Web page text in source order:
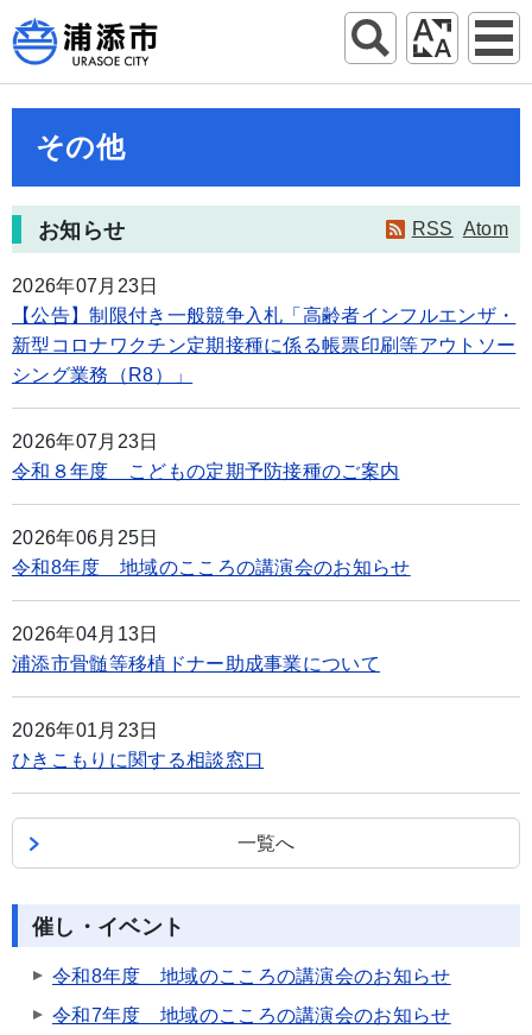
その他
お知らせ RSS Atom
2026年07月23日
【公告】制限付き一般競争入札「高齢者インフルエンザ・
新型コロナワクチン定期接種に係る帳票印刷等アウトソー
シング業務（R8）」
2026年07月23日
令和８年度 こどもの定期予防接種のご案内
2026年06月25日
令和8年度 地域のこころの講演会のお知らせ
2026年04月13日
浦添市骨髄等移植ドナー助成事業について
2026年01月23日
ひきこもりに関する相談窓口
一覧へ
催し・イベント
令和8年度 地域のこころの講演会のお知らせ
令和7年度 地域のこころの講演会のお知らせ